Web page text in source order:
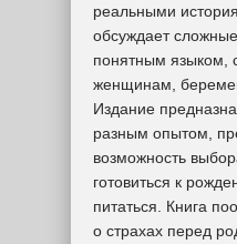
реальными
обсуждает
понятным языком,
женщинам,
Издание
разным опытом,
возможность
готовиться к
питаться. Книга
о страхах перед